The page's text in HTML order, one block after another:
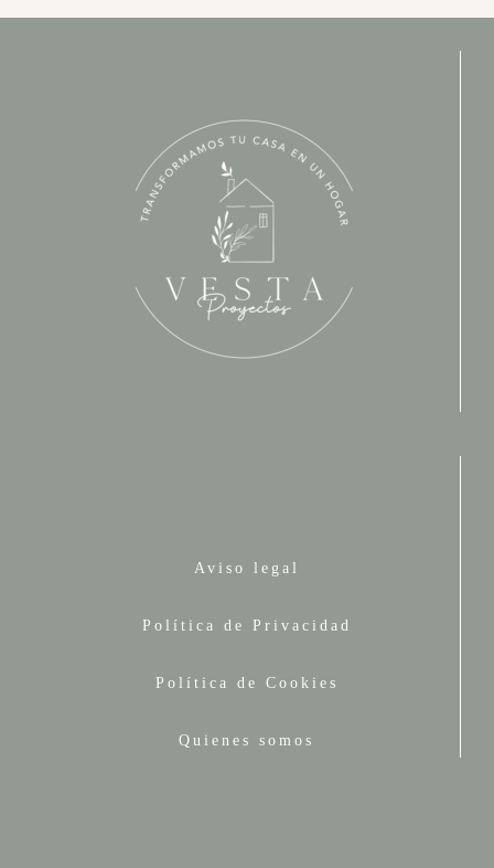
Aviso legal
Política de Privacidad
Política de Cookies
Quienes somos